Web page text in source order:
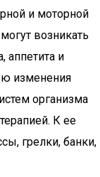
и моторной
возникать
аппетита и
изменения
организма
К ее
грелки, банки,